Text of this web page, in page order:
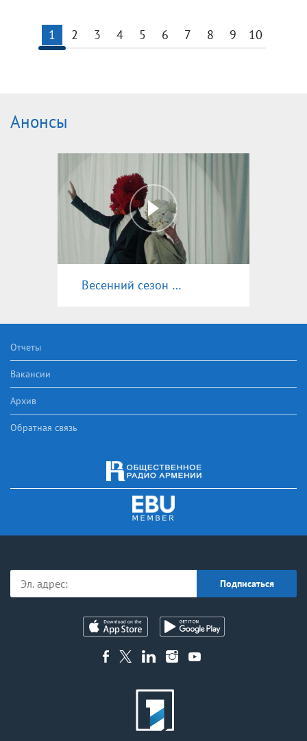
1 2 3 4 5 6 7 8 9 10
Анонсы
Весенний сезон 2025
Отчеты
Вакансии
Архив
Обратная связь